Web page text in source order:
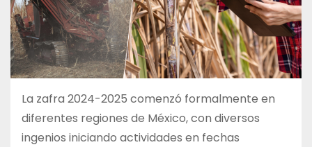
La zafra 2024-2025 comenzó formalmente en
diferentes regiones de México, con diversos
ingenios iniciando actividades en fechas